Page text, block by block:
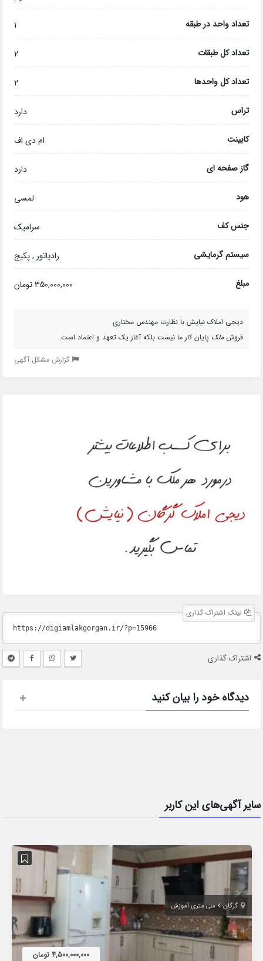
تعداد واحد در طبقه 1
تعداد کل طبقات 2
تعداد کل واحدها 2
تراس دارد
کابینت ام دی اف
گاز صفحه ای دارد
هود لمسی
جنس کف سرامیک
سیستم گرمایشی رادیاتور , پکیج
مبلغ 350,000,000 تومان
دیجی املاک نیایش با نظارت مهندس مختاری
فروشملک پایان کار ما نیست بلکه آغاز یک تعهد و اعتماد است.
گزارش مشکل آگهی
لینک اشتراک گذاری
اشتراک گذاری
دیدگاه خود را بیان کنید
سایر آگهی‌های این کاربر
گرگان سی متری آموزش
4,500,000,000 تومان